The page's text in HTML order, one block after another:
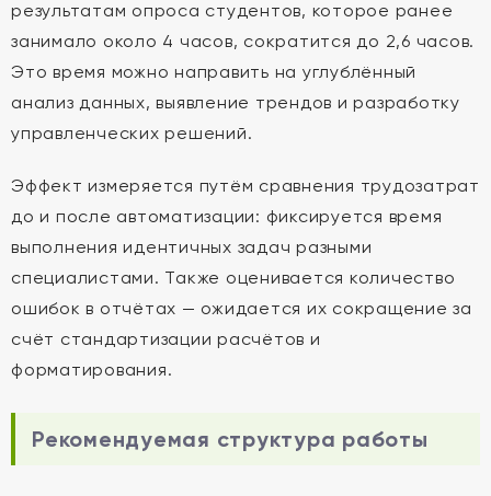
результатам опроса студентов, которое ранее
занимало около 4 часов, сократится до 2,6 часов.
Это время можно направить на углублённый
анализ данных, выявление трендов и разработку
управленческих решений.
Эффект измеряется путём сравнения трудозатрат
до и после автоматизации: фиксируется время
выполнения идентичных задач разными
специалистами. Также оценивается количество
ошибок в отчётах — ожидается их сокращение за
счёт стандартизации расчётов и
форматирования.
Рекомендуемая структура работы